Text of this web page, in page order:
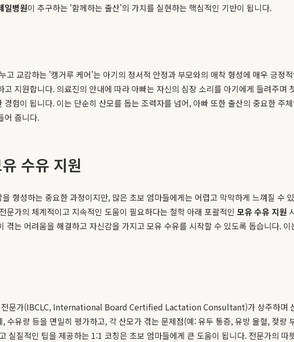
일병원이 추구하는 '함께하는 출산'의 가치를 실현하는 핵심적인 기반이 됩니다.
교감하는 '캥거루 케어'는 아기의 정서적 안정과 부모와의 애착 형성에 매우 긍정
지원합니다. 의료진의 안내에 따라 아빠는 자신의 심장 소리를 아기에게 들려주며
험이 됩니다. 이는 단순히 산모를 돕는 조력자를 넘어, 아빠 또한 출산의 중요한 주
어 줍니다.
수유 지원
형성하는 중요한 과정이지만, 많은 초보 엄마들에게는 어렵고 막막하게 느껴질 수
가의 체계적이고 지속적인 도움이 필요하다는 철학 아래 포괄적인 모유 수유 지원
는 어려움을 해결하고 자신감을 가지고 모유 수유를 시작할 수 있도록 돕습니다.
전문가(IBCLC, International Board Certified Lactation Consultant)가 상주하며
유량 등을 면밀히 평가하고, 각 산모가 겪는 문제점(예: 유두 통증, 유방 울혈, 젖량
실질적인 팁을 제공하는 1:1 코칭은 초보 엄마들에게 큰 도움이 됩니다. 전문가의 따